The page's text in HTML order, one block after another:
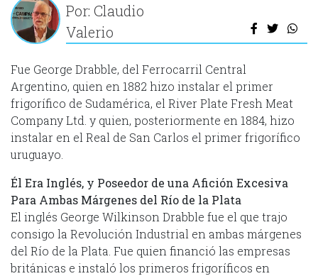
Por: Claudio
Valerio
Fue George Drabble, del Ferrocarril Central
Argentino, quien en 1882 hizo instalar el primer
frigorífico de Sudamérica, el River Plate Fresh Meat
Company Ltd. y quien, posteriormente en 1884, hizo
instalar en el Real de San Carlos el primer frigorífico
uruguayo.
Él Era Inglés, y Poseedor de una Afición Excesiva
Para Ambas Márgenes del Río de la Plata
El inglés George Wilkinson Drabble fue el que trajo
consigo la Revolución Industrial en ambas márgenes
del Río de la Plata. Fue quien financió las empresas
británicas e instaló los primeros frigoríficos en